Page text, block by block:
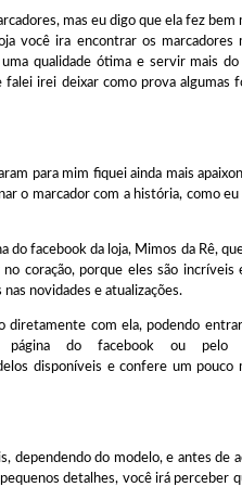
mas eu digo que ela fez bem
você ira encontrar os marcadores
qualidade ótima e servir mais do
falei irei deixar como prova algumas
para mim fiquei ainda mais
o marcador com a história, como eu
facebook da loja, Mimos da Rê,
coração, porque eles são incríveis
novidades e atualizações.
com ela, podendo
página do facebook ou pelo
disponíveis e confere um pouco
do modelo, e antes de
detalhes, você irá perceber